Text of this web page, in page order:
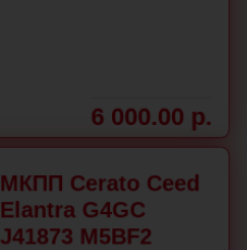
6 000.00 р.
МКПП Cerato Ceed
Elantra G4GC
J41873 M5BF2